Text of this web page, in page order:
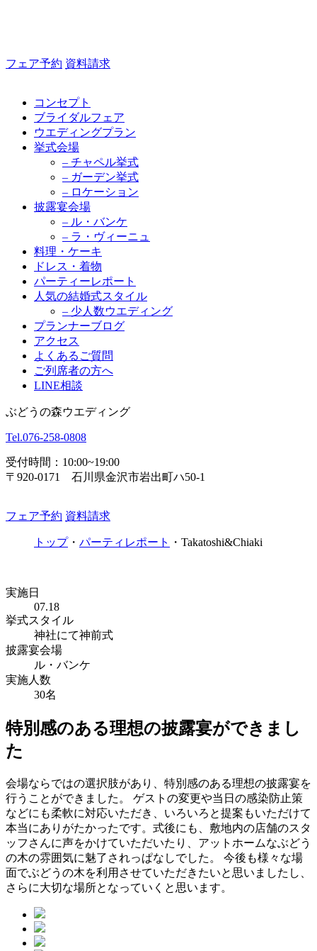
フェア予約 資料請求
コンセプト
ブライダルフェア
ウエディングプラン
挙式会場
– チャペル挙式
– ガーデン挙式
– ロケーション
披露宴会場
– ル・バンケ
– ラ・ヴィーニュ
料理・ケーキ
ドレス・着物
パーティーレポート
人気の結婚式スタイル
– 少人数ウエディング
プランナーブログ
アクセス
よくあるご質問
ご列席者の方へ
LINE相談
ぶどうの森ウエディング
Tel.076-258-0808
受付時間：10:00~19:00
〒920-0171 石川県金沢市岩出町ハ50-1
フェア予約 資料請求
トップ・ パーティレポート ・ Takatoshi&Chiaki
実施日
07.18
挙式スタイル
神社にて神前式
披露宴会場
ル・バンケ
実施人数
30名
特別感のある理想の披露宴ができまし
た
会場ならではの選択肢があり、特別感のある理想の披露宴を
行うことができました。 ゲストの変更や当日の感染防止策
などにも柔軟に対応いただき、いろいろと提案もいただけて
本当にありがたかったです。式後にも、敷地内の店舗のスタ
ッフさんに声をかけていただいたり、アットホームなぶどう
の木の雰囲気に魅了されっぱなしでした。 今後も様々な場
面でぶどうの木を利用させていただきたいと思いましたし、
さらに大切な場所となっていくと思います。